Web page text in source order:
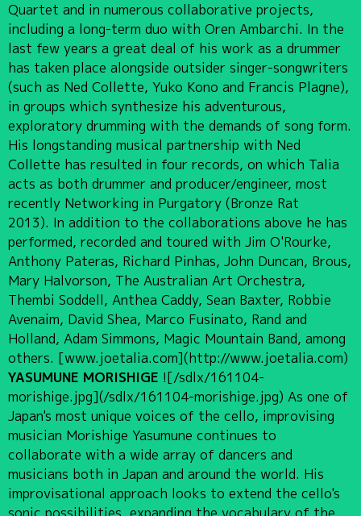
Quartet and in numerous collaborative projects,
including a long-term duo with Oren Ambarchi. In the
last few years a great deal of his work as a drummer
has taken place alongside outsider singer-songwriters
(such as Ned Collette, Yuko Kono and Francis Plagne),
in groups which synthesize his adventurous,
exploratory drumming with the demands of song form.
His longstanding musical partnership with Ned
Collette has resulted in four records, on which Talia
acts as both drummer and producer/engineer, most
recently Networking in Purgatory (Bronze Rat
2013). In addition to the collaborations above he has
performed, recorded and toured with Jim O'Rourke,
Anthony Pateras, Richard Pinhas, John Duncan, Brous,
Mary Halvorson, The Australian Art Orchestra,
Thembi Soddell, Anthea Caddy, Sean Baxter, Robbie
Avenaim, David Shea, Marco Fusinato, Rand and
Holland, Adam Simmons, Magic Mountain Band, among
others. [www.joetalia.com](http://www.joetalia.com)
YASUMUNE MORISHIGE ![/sdlx/161104-
morishige.jpg](/sdlx/161104-morishige.jpg) As one of
Japan's most unique voices of the cello, improvising
musician Morishige Yasumune continues to
collaborate with a wide array of dancers and
musicians both in Japan and around the world. His
improvisational approach looks to extend the cello's